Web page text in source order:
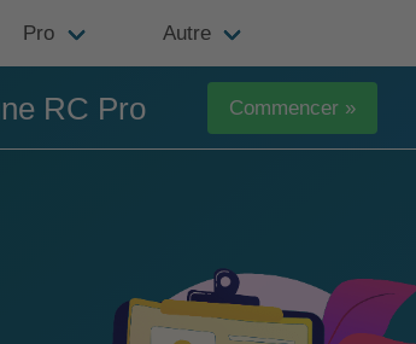
Pro Autre
RC Pro Commencer »